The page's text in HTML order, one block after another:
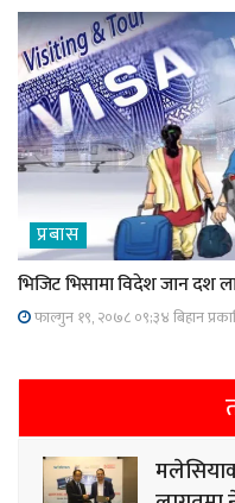
प्रबास
भिजिट भिसामा विदेश जान दश
फाल्गुन १९, २०७८ ०९;३४ बिहान